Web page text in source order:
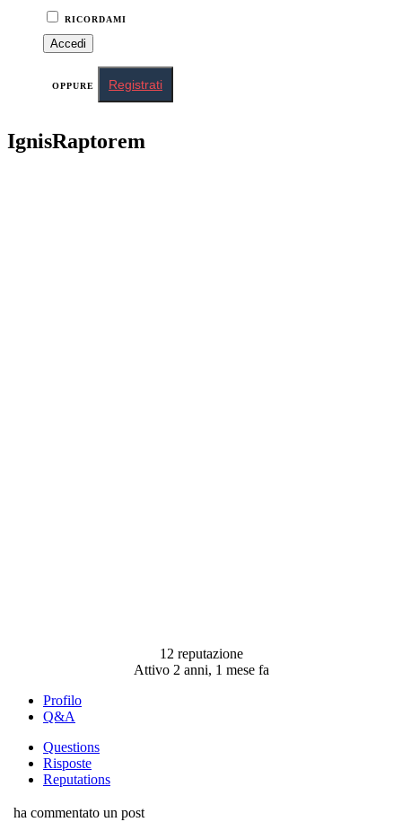
RICORDAMI
OPPURE Registrati
IgnisRaptorem
12 reputazione
Attivo 2 anni, 1 mese fa
Profilo
Q&A
Questions
Risposte
Reputations
ha commentato un post